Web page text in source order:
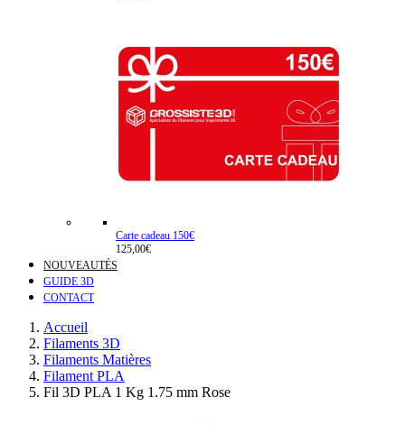
Carte cadeau 150€
125,00€
NOUVEAUTÉS
GUIDE 3D
CONTACT
Accueil
Filaments 3D
Filaments Matières
Filament PLA
Fil 3D PLA 1 Kg 1.75 mm Rose